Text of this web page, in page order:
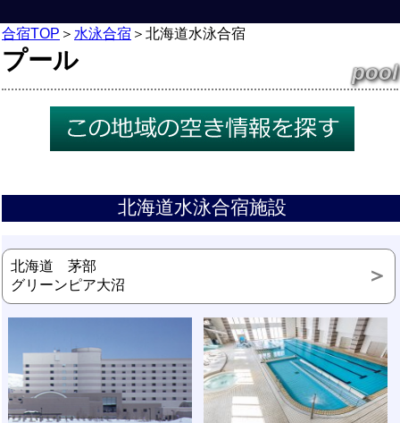
合宿TOP ＞ 水泳合宿 ＞ 北海道水泳合宿
プール pool
北海道水泳合宿施設
北海道 茅部
グリーンピア大沼